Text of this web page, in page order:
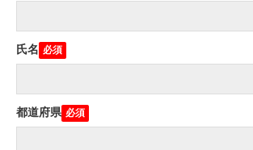
氏名
都道府県